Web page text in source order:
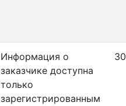
Информация о
заказчике доступна
только
зарегистрированным